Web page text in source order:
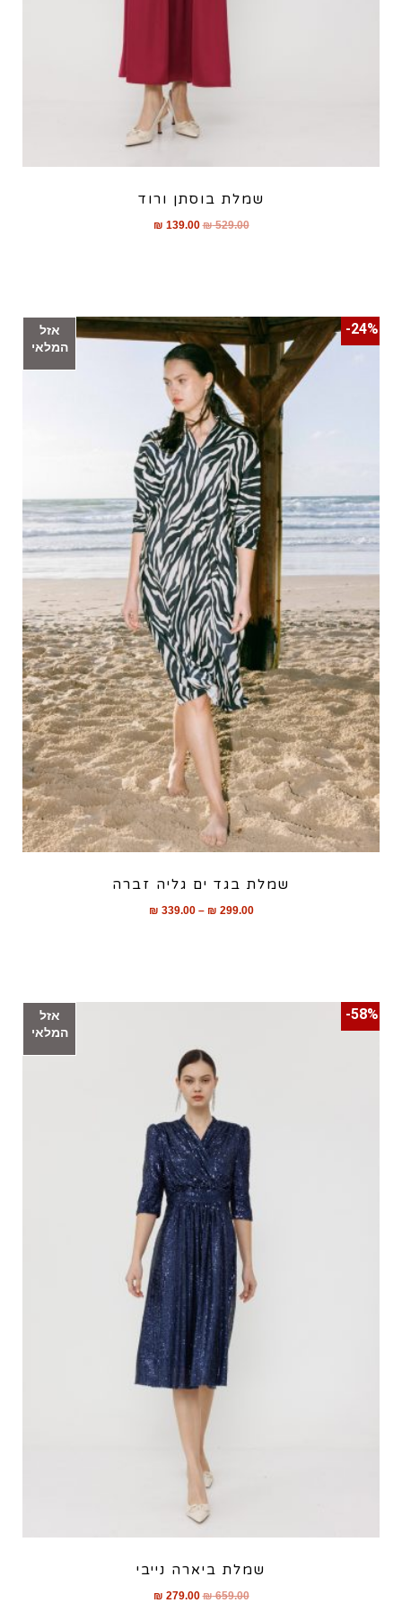
שמלת בוסתן ורוד
₪529.00
₪ 139.00
אזל
המלאי
24%-
שמלת בגד ים גליה זברה
₪ 299.00
–
₪ 339.00
אזל
המלאי
58%-
שמלת ביארה נייבי
₪659.00
₪ 279.00